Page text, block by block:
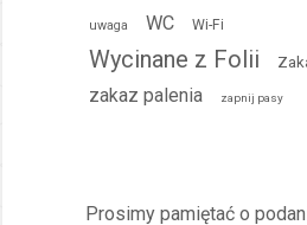
uwaga WC Wi-Fi
Wycinane z Folii
zakaz palenia zapnij pasy
Prosimy pamiętać o